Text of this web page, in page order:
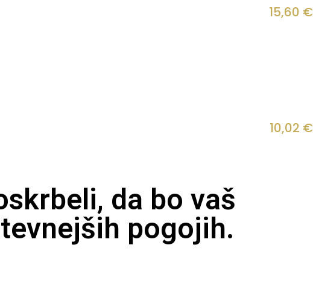
15,60 €
10,02 €
da bo vaš
pogojih.